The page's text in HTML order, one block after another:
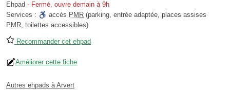
Ehpad - Fermé, ouvre demain à 9h
Services :
accès PMR (parking, entrée adaptée, places assises
PMR, toilettes accessibles)
Recommander cet ehpad
Améliorer cette fiche
Autres ehpads à Arvert